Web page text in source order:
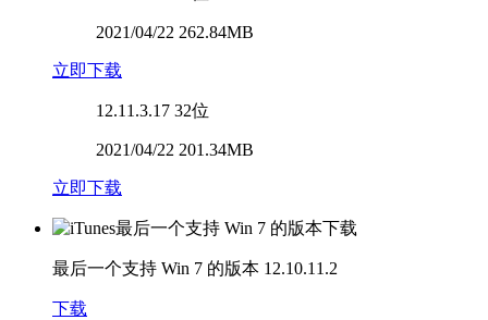
2021/04/22 262.84MB
立即下载
12.11.3.17 32位
2021/04/22 201.34MB
立即下载
最后一个支持 Win 7 的版本 12.10.11.2
下载